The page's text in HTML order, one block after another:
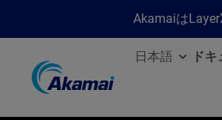
Akamaiは
日本語 ド